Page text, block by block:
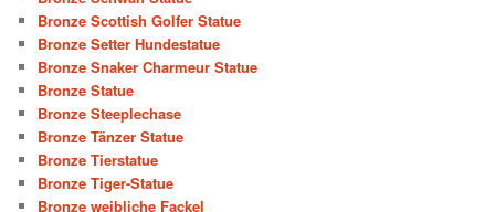
Bronze Scottish Golfer Statue
Bronze Setter Hundestatue
Bronze Snaker Charmeur Statue
Bronze Statue
Bronze Steeplechase
Bronze Tänzer Statue
Bronze Tierstatue
Bronze Tiger-Statue
Bronze weibliche Fackel